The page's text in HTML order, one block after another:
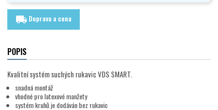
local_shipping Doprava a cena
POPIS
Kvalitní systém suchých rukavic VDS SMART.
snadná montáž
vhodné pro latexové manžety
systém kruhů je dodáván bez rukavic